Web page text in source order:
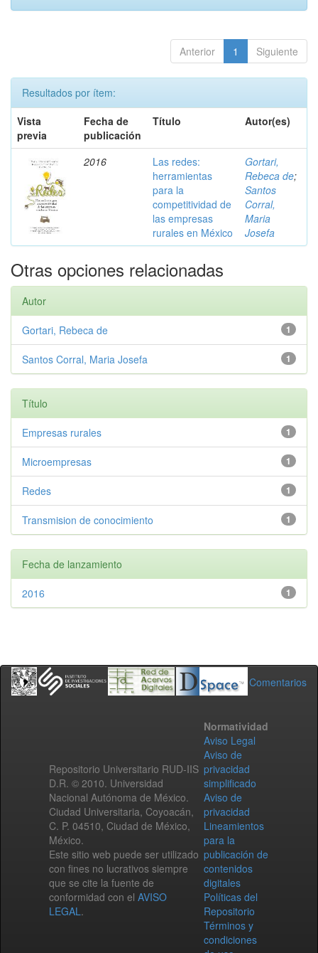
Anterior 1 Siguiente
Resultados por ítem:
Vista
previa
Fecha de
publicación
Título Autor(es)
2016
Las redes:
herramientas
para la
competitividad de
las empresas
rurales en México
Gortari,
Rebeca de;
Santos
Corral,
Maria
Josefa
Otras opciones relacionadas
Autor
1
Gortari, Rebeca de
1
Santos Corral, Maria Josefa
Título
1
Empresas rurales
1
Microempresas
1
Redes
1
Transmision de conocimiento
Fecha de lanzamiento
1
2016
Comentarios
Repositorio Universitario RUD-IIS
D.R. © 2010. Universidad
Nacional Autónoma de México.
Ciudad Universitaria, Coyoacán,
C. P. 04510, Ciudad de México,
México.
Este sitio web puede ser utilizado
con fines no lucrativos siempre
que se cite la fuente de
conformidad con el AVISO
LEGAL.
Normatividad
Aviso Legal
Aviso de
privacidad
simplificado
Aviso de
privacidad
Lineamientos
para la
publicación de
contenidos
digitales
Políticas del
Repositorio
Términos y
condiciones